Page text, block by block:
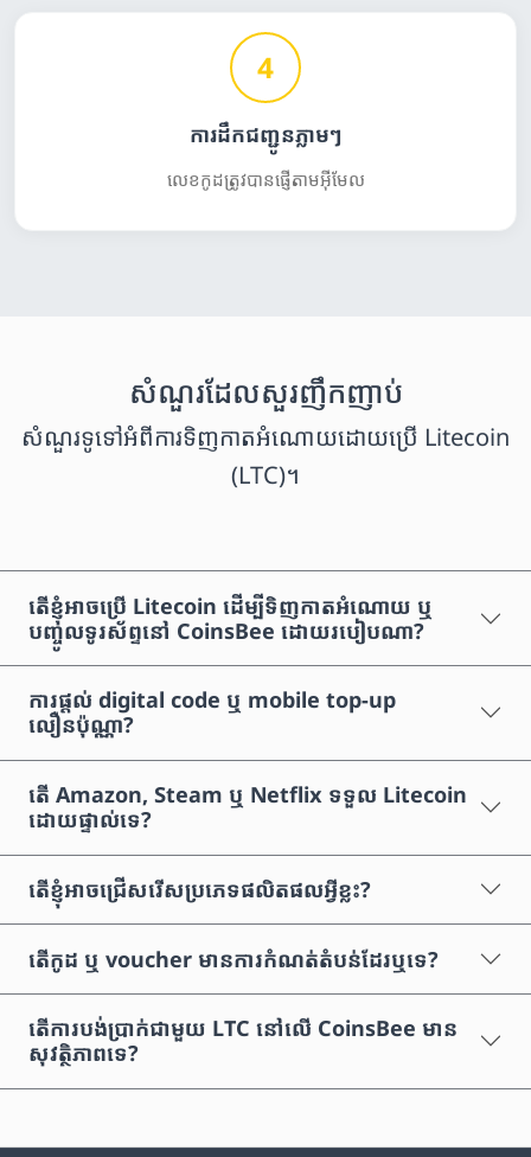
4
ការដឹកជញ្ជូនភ្លាមៗ
លេខកូដត្រូវបានផ្ញើតាមអ៊ីមែល
សំណួរដែលសួរញឹកញាប់
សំណួរទូទៅអំពីការទិញកាតអំណោយដោយប្រើ Litecoin
(LTC)។
តើខ្ញុំអាចប្រើ Litecoin ដើម្បីទិញកាតអំណោយ ឬ
បញ្ចូលទូរស័ព្ទនៅ CoinsBee ដោយរបៀបណា?
ការផ្តល់ digital code ឬ mobile top-up
លឿនប៉ុណ្ណា?
តើ Amazon, Steam ឬ Netflix ទទួល Litecoin
ដោយផ្ទាល់ទេ?
តើខ្ញុំអាចជ្រើសរើសប្រភេទផលិតផលអ្វីខ្លះ?
តើកូដ ឬ voucher មានការកំណត់តំបន់ដែរឬទេ?
តើការបង់ប្រាក់ជាមួយ LTC នៅលើ CoinsBee មាន
សុវត្ថិភាពទេ?